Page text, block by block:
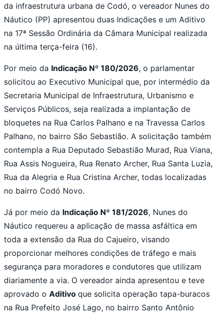
da infraestrutura urbana de Codó, o vereador Nunes do
Náutico (PP) apresentou duas Indicações e um Aditivo
na 17ª Sessão Ordinária da Câmara Municipal realizada
na última terça-feira (16).
Por meio da Indicação Nº 180/2026, o parlamentar
solicitou ao Executivo Municipal que, por intermédio da
Secretaria Municipal de Infraestrutura, Urbanismo e
Serviços Públicos, seja realizada a implantação de
bloquetes na Rua Carlos Palhano e na Travessa Carlos
Palhano, no bairro São Sebastião. A solicitação também
contempla a Rua Deputado Sebastião Murad, Rua Viana,
Rua Assis Nogueira, Rua Renato Archer, Rua Santa Luzia,
Rua da Alegria e Rua Cristina Archer, todas localizadas
no bairro Codó Novo.
Já por meio da Indicação Nº 181/2026, Nunes do
Náutico requereu a aplicação de massa asfáltica em
toda a extensão da Rua do Cajueiro, visando
proporcionar melhores condições de tráfego e mais
segurança para moradores e condutores que utilizam
diariamente a via. O vereador ainda apresentou e teve
aprovado o Aditivo que solicita operação tapa-buracos
na Rua Prefeito José Lago, no bairro Santo Antônio